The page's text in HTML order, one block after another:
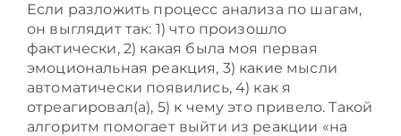
Если разложить процесс анализа по шагам,
он выглядит так: 1) что произошло
фактически, 2) какая была моя первая
эмоциональная реакция, 3) какие мысли
автоматически появились, 4) как я
отреагировал(а), 5) к чему это привело. Такой
алгоритм помогает выйти из реакции «на